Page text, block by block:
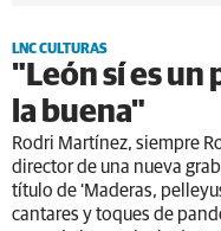
LNC CULTURAS
"León sí es un
la buena"
Rodri Martínez, siempre
director de una nueva
título de ‘Maderas,
cantares y toques de